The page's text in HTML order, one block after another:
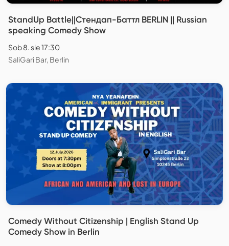
StandUp Battle||Стендап-Баттл BERLIN || Russian
speaking Comedy Show
Sob 8. sie 17:30
SaliGari Bar, Berlin
Comedy Without Citizenship | English Stand Up
Comedy Show in Berlin